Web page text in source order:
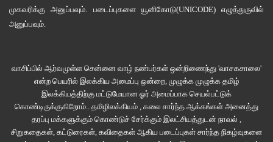
முகவரிக்கு அனுப்பவும். படைப்புகளை யூனிகோடு(UNICODE)எழுத்துருவில்
அனுப்பவும்.
வாசிப்பில் ஆர்வமுள்ள சென்னை வாழ் நண்பர்கள் ஒன்றிணைந்து 'வாசகசாலை'
என்ற பெயரில் இலக்கிய அமைப்பு ஒன்றை, முழுக்க முழுக்க தமிழ்
இலக்கியத்திற்கு மட்டுமேயான ஓர் அமைப்பாக செயல்பட்டுக்
கொண்டிருக்குகிறோம்.. தமிழிலக்கியம் , கலை சார்ந்த ஆக்கங்கள் அனைத்து
தரப்பு மக்களுக்கும் கொண்டுச் சேர்க்கும் இலட்சியத்துடன் நாவல் ,
சிறுகதைகள், கட்டுரைகள், கவிதைகள் ஆகிய படைப்புகள் சார்ந்த நிகழ்வுகளை